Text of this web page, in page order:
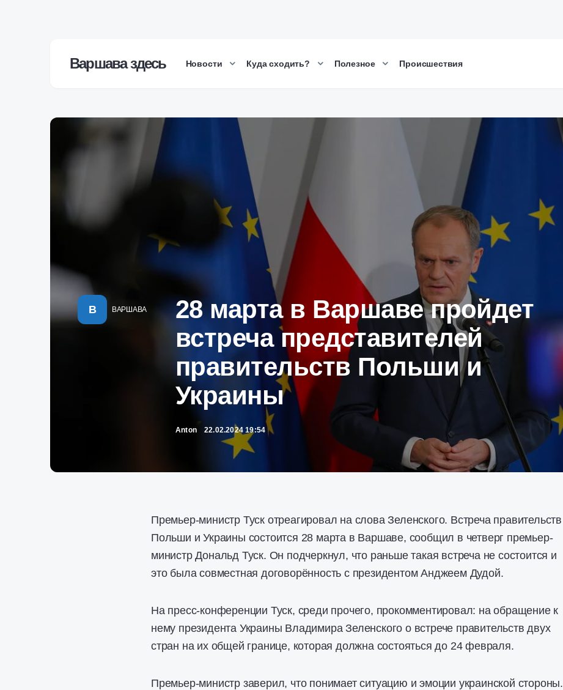
Варшава здесь Новости Куда сходить? Полезное Происшествия
В ВАРШАВА
28 марта в Варшаве пройдет
встреча представителей
правительств Польши и
Украины
Anton 22.02.2024 19:54
Премьер-министр Туск отреагировал на слова Зеленского. Встреча правительств
Польши и Украины состоится 28 марта в Варшаве, сообщил в четверг премьер-
министр Дональд Туск. Он подчеркнул, что раньше такая встреча не состоится и
это была совместная договорённость с президентом Анджеем Дудой.
На пресс-конференции Туск, среди прочего, прокомментировал: на обращение к
нему президента Украины Владимира Зеленского о встрече правительств двух
стран на их общей границе, которая должна состояться до 24 февраля.
Премьер-министр заверил, что понимает ситуацию и эмоции украинской стороны.